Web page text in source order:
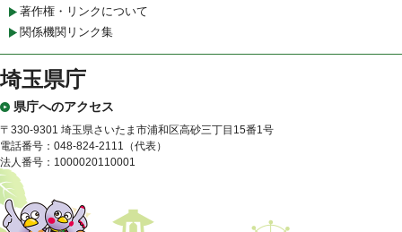
著作権・リンクについて
関係機関リンク集
埼玉県庁
県庁へのアクセス
〒330-9301 埼玉県さいたま市浦和区高砂三丁目15番1号
電話番号：048-824-2111（代表）
法人番号：1000020110001